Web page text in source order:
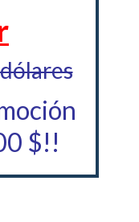
$!!